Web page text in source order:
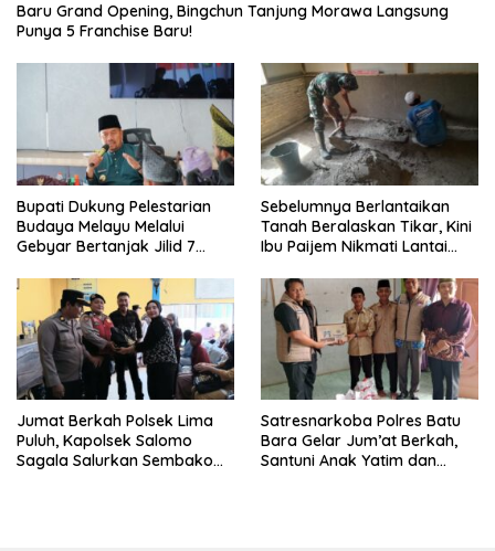
‎Baru Grand Opening, Bingchun Tanjung Morawa Langsung
Punya 5 Franchise Baru!
Bupati Dukung Pelestarian
Budaya Melayu Melalui
Gebyar Bertanjak Jilid 7
Sebelumnya Berlantaikan
Tanah Beralaskan Tikar, Kini
Ibu Paijem Nikmati Lantai
Satgas TMMD Ke-129 Kodim
0208/Asahan
Jumat Berkah Polsek Lima
Puluh, Kapolsek Salomo
Sagala Salurkan Sembako
Satresnarkoba Polres Batu
Bara Gelar Jum’at Berkah,
Santuni Anak Yatim dan